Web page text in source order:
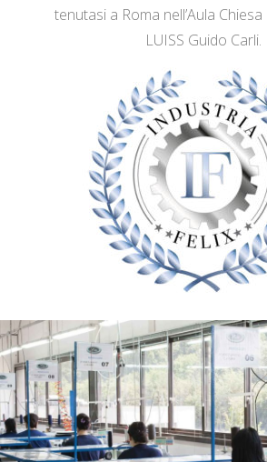
tenutasi a Roma nell’Aula Chiesa
LUISS Guido Carli.